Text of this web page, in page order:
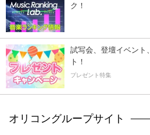
ク！
試写会、登壇イベント
ト！
プレゼント特集
オリコングループサイト